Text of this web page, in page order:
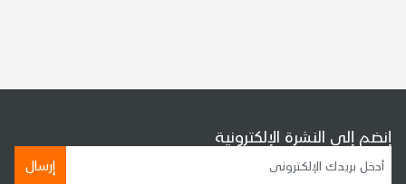
إنضم إلى النشرة الإلكترونية
إرسال